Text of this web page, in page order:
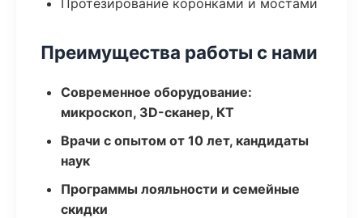
Протезирование коронками и мостами
Преимущества работы с нами
Современное оборудование:
микроскоп, 3D-сканер, КТ
Врачи с опытом от 10 лет, кандидаты
наук
Программы лояльности и семейные
скидки